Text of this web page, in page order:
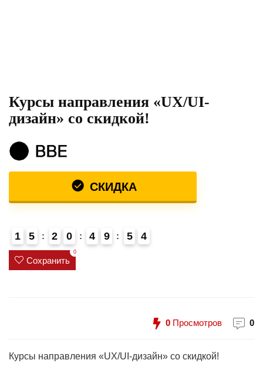
Курсы направления «UX/UI-
дизайн» со скидкой!
СКИДКА
1
4
5 2 0 4 9 5 3
4
Сохранить
0
0 Просмотров 0
Курсы направления «UX/UI-дизайн» со скидкой!